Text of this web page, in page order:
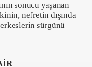
sonucu yaşanan
nefretin dışında
sürgünü